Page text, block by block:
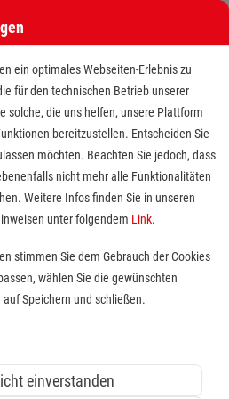
Jahr (BFD /
Altenhilfe
Hünxe
möchte, ist bei uns herzlich
ein optimales Webseiten-Erlebnis zu
für den technischen Betrieb unserer
solche, die uns helfen, unsere Plattform
bereitzustellen. Entscheiden Sie
möchten. Beachten Sie jedoch, dass
nicht mehr alle Funktionalitäten
Weitere Infos finden Sie in unseren
unter folgendem Link.
stimmen Sie dem Gebrauch der Cookies
wählen Sie die gewünschten
Speichern und schließen.
einverstanden